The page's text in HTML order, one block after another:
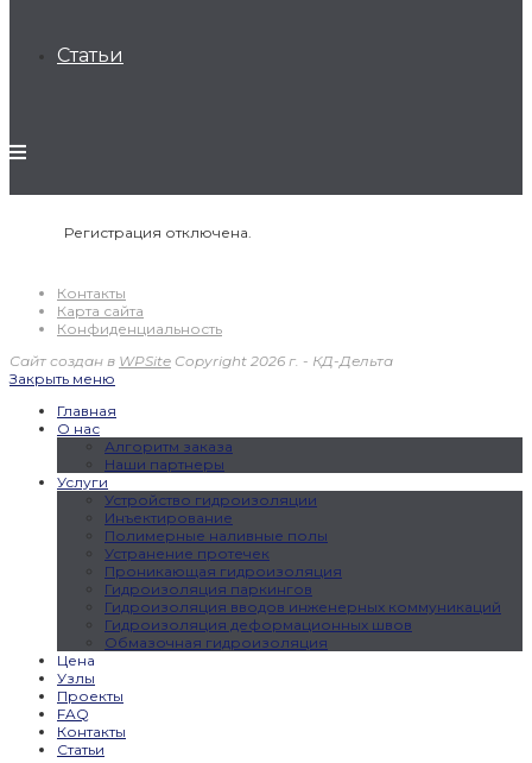
Статьи
Регистрация отключена.
Контакты
Карта сайта
Конфиденциальность
Сайт создан в WPSite Copyright 2026 г. - КД-Дельта
Закрыть меню
Главная
О нас
Алгоритм заказа
Наши партнеры
Услуги
Устройство гидроизоляции
Инъектирование
Полимерные наливные полы
Устранение протечек
Проникающая гидроизоляция
Гидроизоляция паркингов
Гидроизоляция вводов инженерных коммуникаций
Гидроизоляция деформационных швов
Обмазочная гидроизоляция
Цена
Узлы
Проекты
FAQ
Контакты
Статьи